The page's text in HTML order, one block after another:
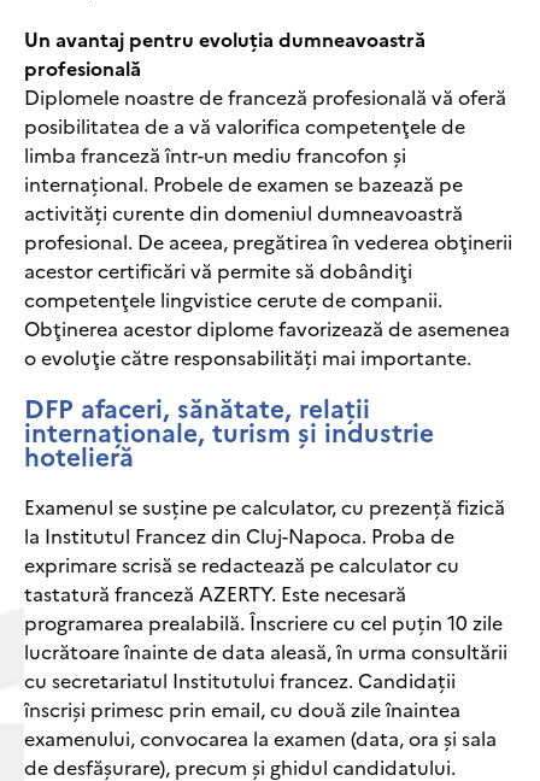
Un avantaj pentru evoluția dumneavoastră
profesională
Diplomele noastre de franceză profesională vă oferă
posibilitatea de a vă valorifica competenţele de
limba franceză într-un mediu francofon și
internațional. Probele de examen se bazează pe
activități curente din domeniul dumneavoastră
profesional. De aceea, pregătirea în vederea obţinerii
acestor certificări vă permite să dobândiţi
competenţele lingvistice cerute de companii.
Obţinerea acestor diplome favorizează de asemenea
o evoluţie către responsabilități mai importante.
DFP afaceri, sănătate, relații
internaționale, turism și industrie
hotelieră
Examenul se susține pe calculator, cu prezență fizică
la Institutul Francez din Cluj-Napoca. Proba de
exprimare scrisă se redactează pe calculator cu
tastatură franceză AZERTY. Este necesară
programarea prealabilă. Înscriere cu cel puțin 10 zile
lucrătoare înainte de data aleasă, în urma consultării
cu secretariatul Institutului francez. Candidații
înscriși primesc prin email, cu două zile înaintea
examenului, convocarea la examen (data, ora și sala
de desfășurare), precum și ghidul candidatului.